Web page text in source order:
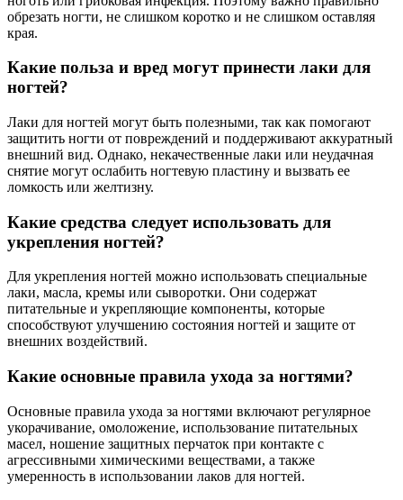
обрезать ногти, не слишком коротко и не слишком оставляя
края.
Какие польза и вред могут принести лаки для
ногтей?
Лаки для ногтей могут быть полезными, так как помогают
защитить ногти от повреждений и поддерживают аккуратный
внешний вид. Однако, некачественные лаки или неудачная
снятие могут ослабить ногтевую пластину и вызвать ее
ломкость или желтизну.
Какие средства следует использовать для
укрепления ногтей?
Для укрепления ногтей можно использовать специальные
лаки, масла, кремы или сыворотки. Они содержат
питательные и укрепляющие компоненты, которые
способствуют улучшению состояния ногтей и защите от
внешних воздействий.
Какие основные правила ухода за ногтями?
Основные правила ухода за ногтями включают регулярное
укорачивание, омоложение, использование питательных
масел, ношение защитных перчаток при контакте с
агрессивными химическими веществами, а также
умеренность в использовании лаков для ногтей.